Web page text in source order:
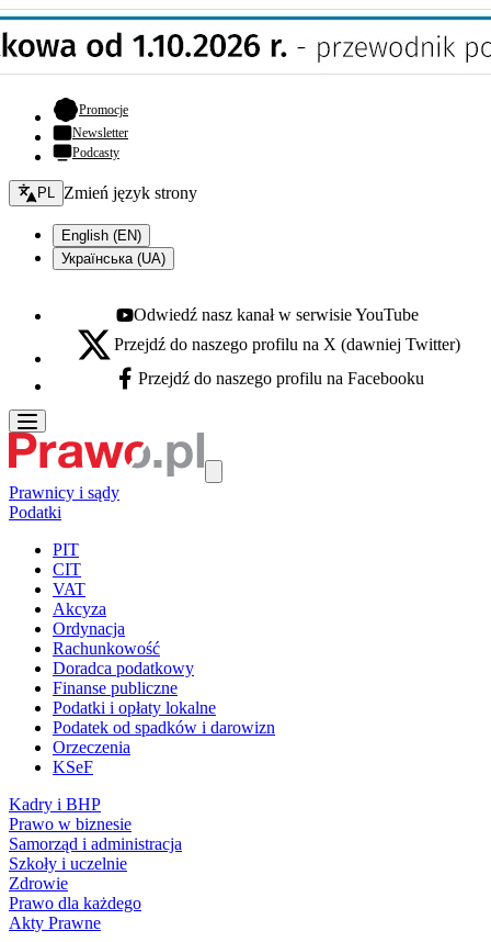
Promocje- otwiera się w nowej karcie
Newsletter
Podcasty
Zmień język - bieżący:
PL Zmień język strony
English (EN)
Українська (UA)
Youtube - otwiera się w nowej karcie
Odwiedź nasz kanał w serwisie YouTube
X - otwiera się w nowej karcie
Przejdź do naszego profilu na X (dawniej Twitter)
Facebook - otwiera się w nowej karcie
Przejdź do naszego profilu na Facebooku
Prawnicy i sądy
Podatki
PIT
CIT
VAT
Akcyza
Ordynacja
Rachunkowość
Doradca podatkowy
Finanse publiczne
Podatki i opłaty lokalne
Podatek od spadków i darowizn
Orzeczenia
KSeF
Kadry i BHP
Prawo w biznesie
Samorząd i administracja
Szkoły i uczelnie
Zdrowie
Prawo dla każdego
Akty Prawne